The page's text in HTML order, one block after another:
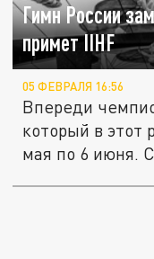
Гимн России
примет IIHF
05 ФЕВРАЛЯ 16:56
Впереди
который в этот
мая по 6 июня.